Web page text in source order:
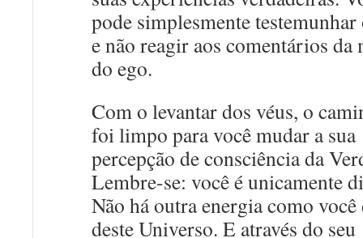
pode simplesmente testemunhar
e não reagir aos comentários da
do ego.
Com o levantar dos véus, o
foi limpo para você mudar a sua
percepção de consciência da
Lembre-se: você é unicamente
Não há outra energia como
deste Universo. E através do seu